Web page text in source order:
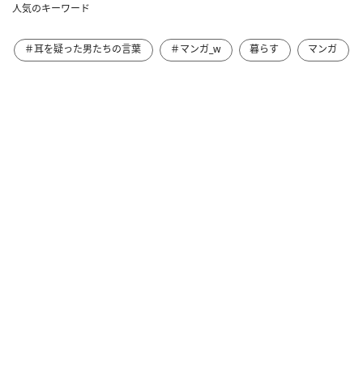
人気のキーワード
＃耳を疑った男たちの言葉 ＃マンガ_w 暮らす マンガ